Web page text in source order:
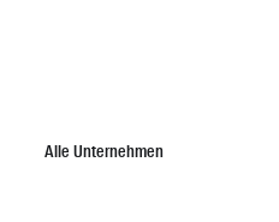
Alle Unternehmen